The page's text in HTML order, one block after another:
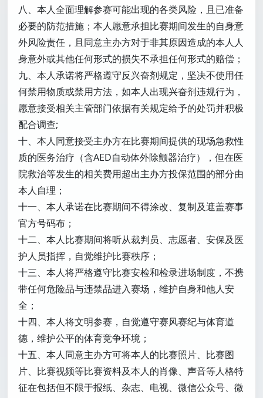
八、本人全面理解参赛可能出现的各类风险，且已准备
必要的防范措施；本人愿意承担比赛期间发生的自身意
外风险责任，且同意主办方对于非其原因造成的本人人
身意外或其他任何形式的损失不承担任何形式的赔偿；
九、本人承诺将严格遵守反兴奋剂规定，坚决不使用任
何禁用物质或禁用方法，如本人出现兴奋剂违规行为，
愿意接受相关主管部门依据有关规定给予的处罚并积极
配合调查;
十、本人同意接受主办方在比赛期间提供的现场急救性
质的医务治疗（含AED自动体外除颤器治疗），但在医
院救治等发生的相关费用超出主办方投保范围的部分由
本人自理；
十一、本人承诺在比赛期间不得涂改、复制及遮盖赛事
官方号码布；
十二、本人比赛期间将听从裁判员、志愿者、安保及医
护人员指挥，自觉维护比赛秩序；
十三、本人将严格遵守比赛安检和检录进场制度，不携
带任何危险品与违禁品进入赛场，维护自身和他人安
全；
十四、本人将文明参赛，自觉遵守赛风赛纪与体育道
德，维护公平的体育竞争环境；
十五、本人同意主办方可将本人的比赛照片、比赛图
片、比赛视频等比赛资料及本人的肖像、声音等人格特
征在包括但不限于报纸、杂志、电视、微信公众号、微